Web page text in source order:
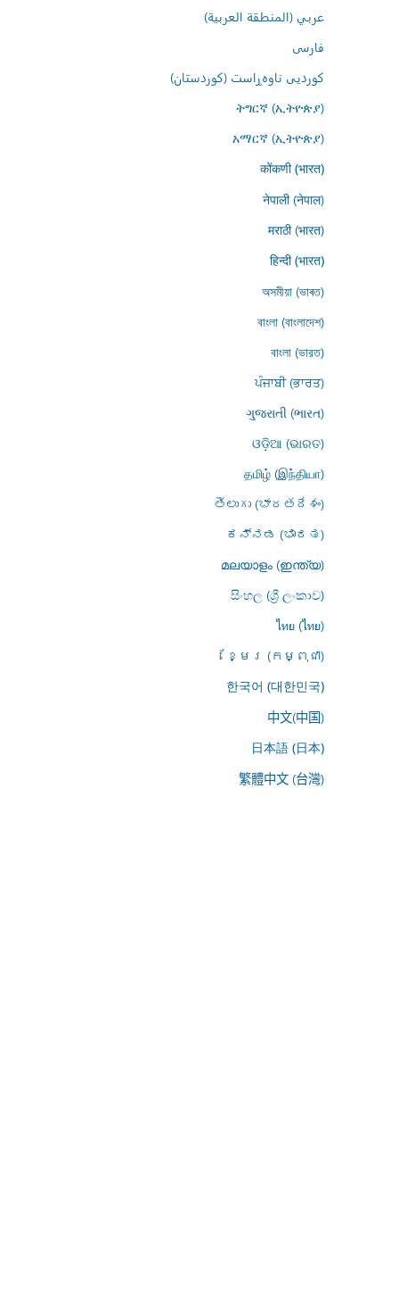
عربي (المنطقة العربية)
فارسى
کوردیی ناوەڕاست (کوردستان)
ትግርኛ (ኢትዮጵያ)
አማርኛ (ኢትዮጵያ)
कोंकणी (भारत)
नेपाली (नेपाल)
मराठी (भारत)
हिन्दी (भारत)
অসমীয়া (ভাৰত)
বাংলা (বাংলাদেশ)
বাংলা (ভারত)
ਪੰਜਾਬੀ (ਭਾਰਤ)
ગુજરાતી (ભારત)
ଓଡ଼ିଆ (ଭାରତ)
தமிழ் (இந்தியா)
తెలుగు (భారతదేశం)
ಕನ್ನಡ (ಭಾರತ)
മലയാളം (ഇന്ത്യ)
සිංහල (ශ්‍රී ලංකාව)
ไทย (ไทย)
ខ្មែរ (កម្ពុជា)
한국어 (대한민국)
中文(中国)
日本語 (日本)
繁體中文 (台灣)